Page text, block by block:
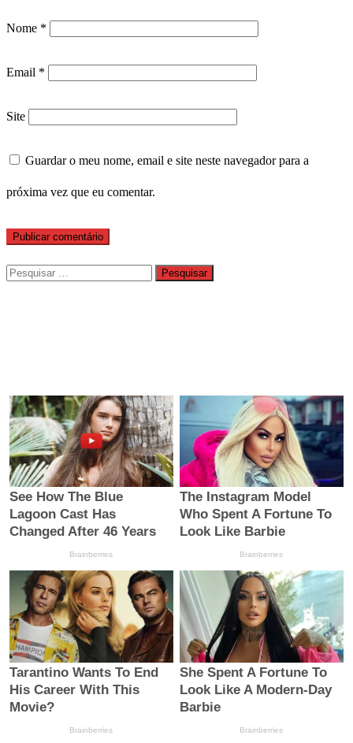
Nome *
Email *
Site
Guardar o meu nome, email e site neste navegador para a
próxima vez que eu comentar.
Pesquisar
por: